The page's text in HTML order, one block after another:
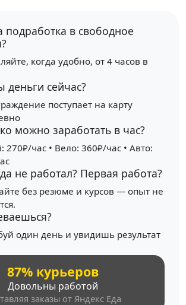
подработка в свободное
когда удобно, от 4 часов в
деньги сейчас?
поступает на карту
можно заработать в час?
час • Вело: 360₽/час • Авто:
не работал? Первая работа?
без резюме и курсов — опыт не
один день и увидишь результат
87% курьеров
Довольны работой
заказы от Яндекс Еда